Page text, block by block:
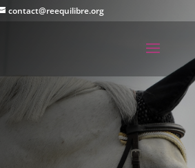
contact@reequilibre.org